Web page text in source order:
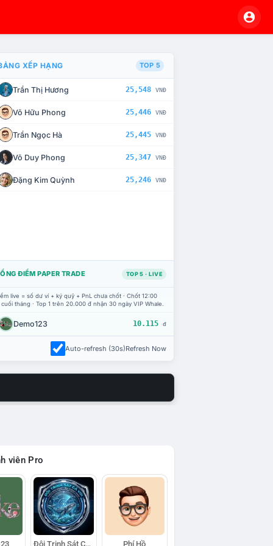
CHẾ TÀI XỬ LÝ VI PHẠM
XẾP HẠNG TOP 5
Trần Thị Hương 25,548 VNĐ
Võ Hữu Phong 25,446 VNĐ
Trần Ngọc Hà 25,445 VNĐ
Võ Duy Phong 25,347 VNĐ
Đặng Kim Quỳnh 25,246 VNĐ
ĐIỂM PAPER TRADE TOP 5 · LIVE
live = số dư ví + ký quỹ + PnL chưa chốt · Chốt 12:00
tháng · Top 1 trên 20.000 đ nhận 30 ngày VIP Whale.
Demo123 10.115 đ
Auto-refresh (30s)Refresh Now
viên Pro
Đội Trinh Sát Cá Voi Phí Hồ